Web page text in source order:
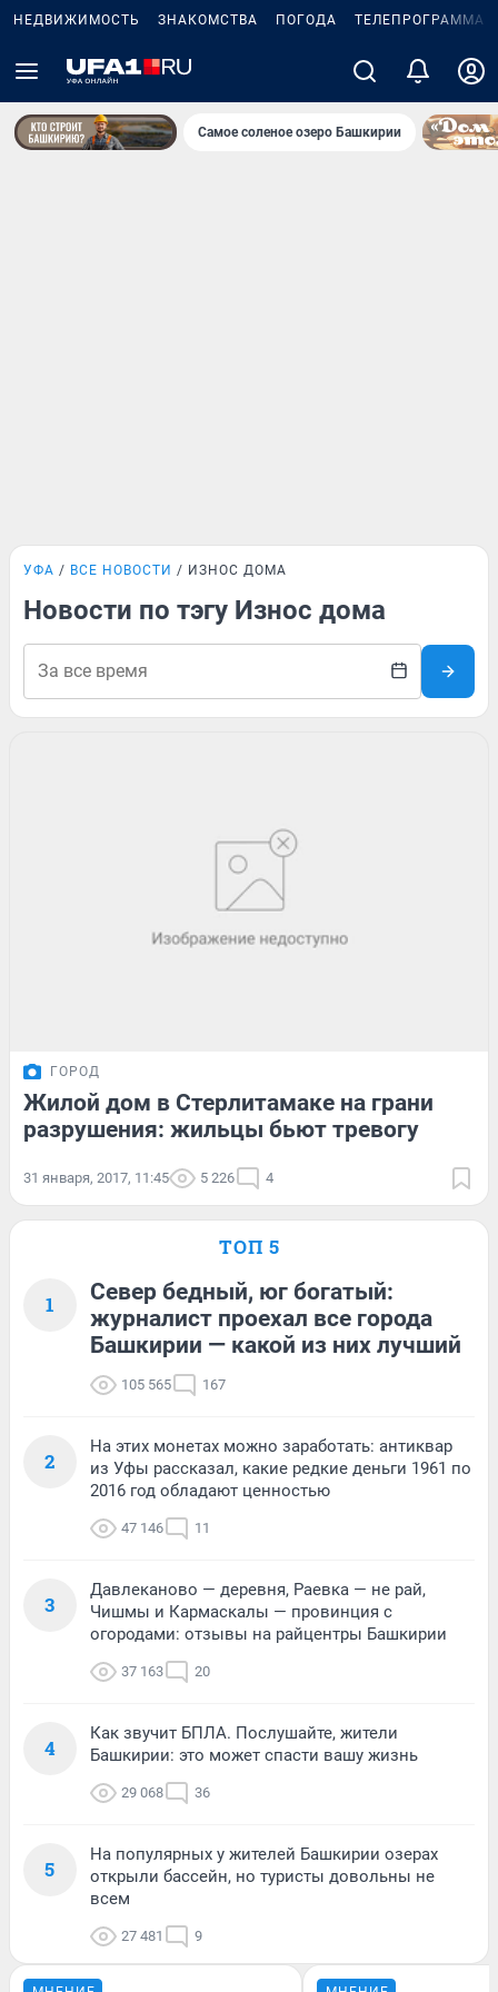
НЕДВИЖИМОСТЬ ЗНАКОМСТВА ПОГОДА ТЕЛЕПРОГРАММА
Самое соленое озеро Башкирии
УФА ВСЕ НОВОСТИ ИЗНОС ДОМА
Новости по тэгу Износ дома
ГОРОД
Жилой дом в Стерлитамаке на грани
разрушения: жильцы бьют тревогу
31 января, 2017, 11:45 5 226 4
ТОП 5
1
Север бедный, юг богатый:
журналист проехал все города
Башкирии — какой из них лучший
105 565 167
2
На этих монетах можно заработать: антиквар
из Уфы рассказал, какие редкие деньги 1961 по
2016 год обладают ценностью
47 146 11
3
Давлеканово — деревня, Раевка — не рай,
Чишмы и Кармаскалы — провинция с
огородами: отзывы на райцентры Башкирии
37 163 20
4
Как звучит БПЛА. Послушайте, жители
Башкирии: это может спасти вашу жизнь
29 068 36
5
На популярных у жителей Башкирии озерах
открыли бассейн, но туристы довольны не
всем
27 481 9